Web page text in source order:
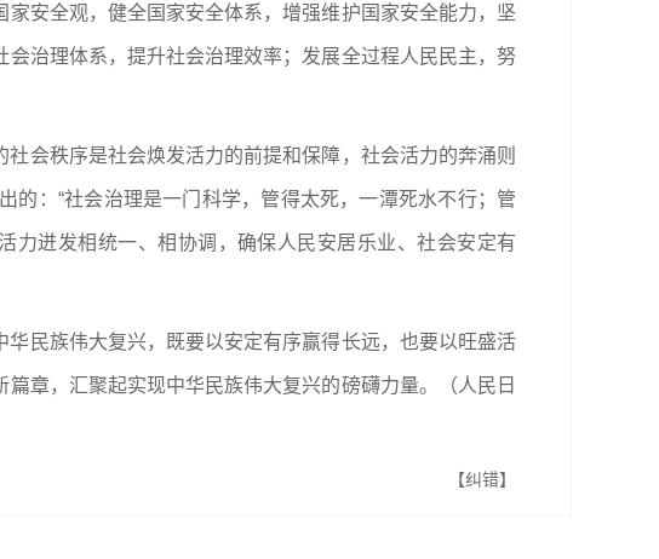
安全观，健全国家安全体系，增强维护国家安全能力，坚
治理体系，提升社会治理效率；发展全过程人民民主，努
会秩序是社会焕发活力的前提和保障，社会活力的奔涌则
的：“社会治理是一门科学，管得太死，一潭死水不行；管
力迸发相统一、相协调，确保人民安居乐业、社会安定有
民族伟大复兴，既要以安定有序赢得长远，也要以旺盛活
章，汇聚起实现中华民族伟大复兴的磅礴力量。（人民日
【纠错】